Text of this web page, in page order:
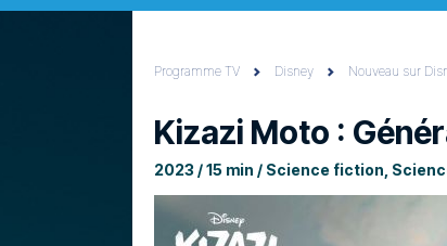
Programme TV Disney Nouveau sur
Kizazi Moto :
2023 / 15 min / Science fiction,